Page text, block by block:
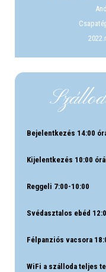
Bejelentkezés 14:00
Kijelentkezés 10:00
Reggeli 7:00-10:00
Svédasztalos ebéd
Félpanziós vacsora
WiFi a szálloda teljes